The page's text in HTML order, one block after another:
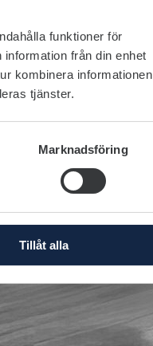
funktioner för
från din enhet
kombinera informationen
tjänster.
Marknadsföring
Tillåt alla